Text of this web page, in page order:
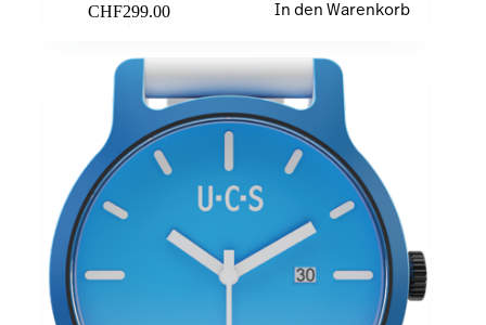
CHF299.00 In den Warenkorb